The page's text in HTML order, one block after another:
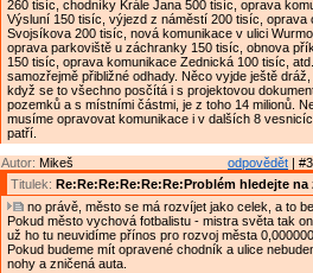
260 tisíc, chodníky Krále Jana 500 tisíc, oprava
Výsluní 150 tisíc, výjezd z náměstí 200 tisíc, oprava
Svojsíkova 200 tisíc, nová komunikace v ulici
oprava parkoviště u záchranky 150 tisíc, obnova
150 tisíc, oprava komunikace Zednická 100 tisíc,
samozřejmě přibližné odhady. Něco vyjde ještě
když se to všechno posčítá i s projektovou
pozemků a s místními částmi, je z toho 14 milionů.
musíme opravovat komunikace i v dalších 8
patří.
odpovědět |
Autor: Mikeš
Titulek: Re:Re:Re:Re:Re:Re:Problém hledejte na
no právě, město se má rozvíjet jako celek, a to
Pokud město vychová fotbalistu - mistra světa tak
už ho tu neuvidíme přínos pro rozvoj města
Pokud budeme mít opravené chodník a ulice
nohy a zničená auta.